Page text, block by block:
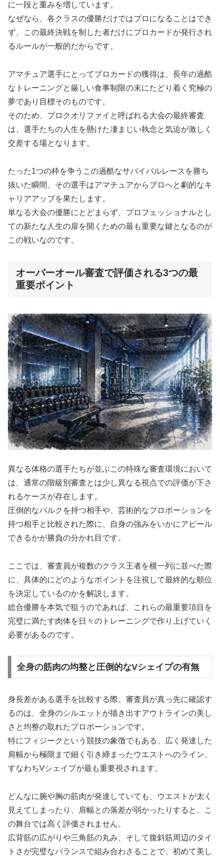
に一段と重みを増しています。
なぜなら、各クラスの優勝だけではプロになることはでき
ず、この最終決戦を制した者だけにプロカードが発行され
るルールが一般的だからです。
アマチュア選手にとってプロカードの獲得は、長年の過酷
なトレーニングと厳しい食事制限の末にたどり着く究極の
夢であり目標そのものです。
そのため、プロクオリファイと呼ばれる大会の最終審査
は、選手たちの人生を懸けた凄まじい執念と気迫が激しく
交差する場となります。
たった1つの枠を争うこの過酷なサバイバルレースを勝ち
抜いた瞬間、その選手はアマチュアからプロへと劇的なキ
ャリアアップを果たします。
単なる大会の優勝にとどまらず、プロフェッショナルとし
ての新たな人生の扉を開くための最も重要な鍵となるのが
この戦いなのです。
オーバーオール審査で評価される3つの最
重要ポイント
異なる体格の選手たちが並ぶこの特殊な審査環境において
は、通常の階級別審査とは少し異なる視点での評価が下さ
れるケースが存在します。
圧倒的なバルクを持つ相手や、芸術的なプロポーションを
持つ相手と比較された際に、自身の強みをいかにアピール
できるかが勝負の分かれ目です。
ここでは、審査員が複数のクラス王者を横一列に並べた際
に、具体的にどのようなポイントを注視して最終的な順位
を決定しているのかを解説します。
総合優勝を本気で狙うのであれば、これらの最重要項目を
完璧に満たす肉体を日々のトレーニングで作り上げていく
必要があるのです。
全身の筋肉の均整と圧倒的なVシェイプの有無
身長差がある選手を比較する際、審査員が真っ先に確認す
るのは、全身のシルエットが描き出すアウトラインの美し
さと均整の取れたプロポーションです。
特にフィジークという競技の象徴でもある、広く発達した
肩幅から極限まで細く引き締まったウエストへのライン、
すなわちVシェイプが最も重要視されます。
どんなに腕や胸の筋肉が発達していても、ウエストが太く
見えてしまったり、肩幅との落差が弱かったりすると、こ
の舞台では高く評価されません。
広背筋の広がりや三角筋の丸み、そして腹斜筋周辺のタイ
トさが完璧なバランスで組み合わさることで、初めて美し